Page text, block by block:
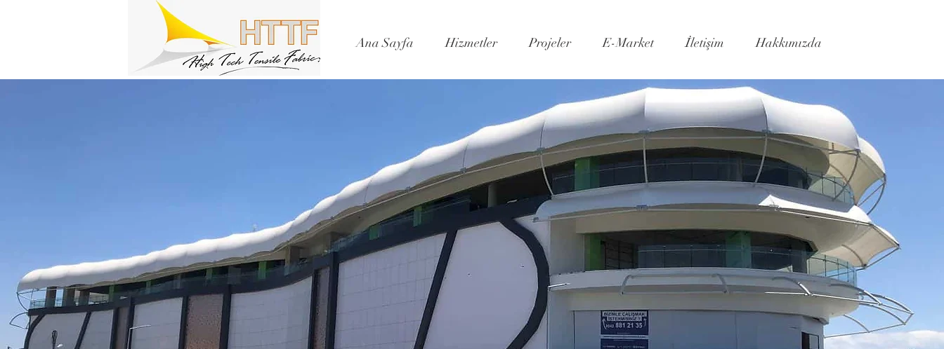
Ana Sayfa Hizmetler Projeler E-Market İletişim Hakkımızda